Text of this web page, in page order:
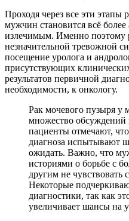
Проходя через все эти этапы
мужчин становится всё
излечимым. Именно поэтому
незначительной тревожной
посещение уролога и
присутствующих
результатов первичной
необходимости, к онкологу.
Рак мочевого пузыря у
множество
пациенты отмечают,
диагноза испытывают
ожидать. Важно, что
историями о борьбе с
другим не чувствовать
Некоторые
диагностики, так как
увеличивает шансы на